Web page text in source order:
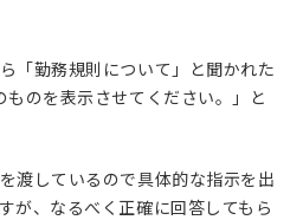
「勤務規則について」と聞かれた
のを表示させてください。」と
渡しているので具体的な指示を出
が、なるべく正確に回答してもら